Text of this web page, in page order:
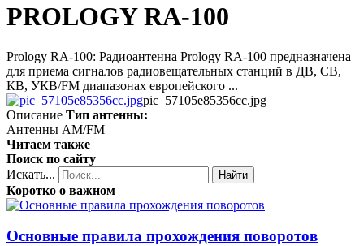
PROLOGY RA-100
Prology RA-100: Радиоантенна Prology RA-100 предназначена
для приема сигналов радиовещательных станций в ДВ, СВ,
КВ, УКВ/FM диапазонах европейского ...
pic_57105e85356cc.jpg
Описание Тип антенны:
Антенны AM/FM
Читаем также
Поиск по сайту
Искать...
Найти
Коротко о важном
Основные правила прохождения поворотов